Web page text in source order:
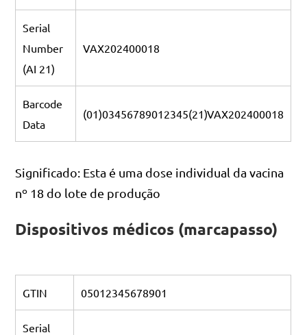
Serial
Number
(AI 21)
VAX202400018
Barcode
Data
(01)03456789012345(21)VAX202400018
Significado: Esta é uma dose individual da vacina
nº 18 do lote de produção
Dispositivos médicos (marcapasso)
GTIN 05012345678901
Serial